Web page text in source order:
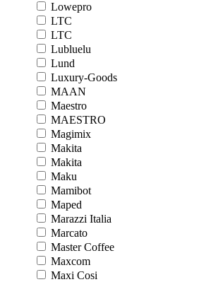
Lowepro
LTC
LTC
Lubluelu
Lund
Luxury-Goods
MAAN
Maestro
MAESTRO
Magimix
Makita
Makita
Maku
Mamibot
Maped
Marazzi Italia
Marcato
Master Coffee
Maxcom
Maxi Cosi